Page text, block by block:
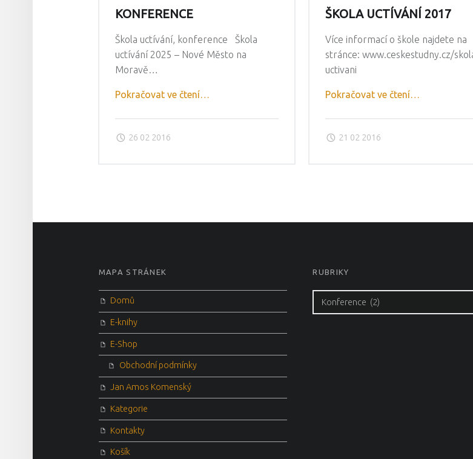
KONFERENCE
Škola uctívání, konference Škola
uctívání 2025 – Nové Město na
Moravě…
Pokračovat ve čtení"Konference"
…
26 02 2016
ŠKOLA UCTÍVÁNÍ 2017
Více informací o škole najdete na
stránce: www.ceskestudny.cz/
uctivani
Pokračovat ve čtení"Škola
…
21 02 2016
MAPA STRÁNEK
Domů
E-knihy
E-Shop
Obchodní podmínky
Jan Amos Komenský
Kategorie
Kontakty
Košík
RUBRIKY
Rubriky